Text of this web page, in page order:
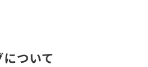
ついて